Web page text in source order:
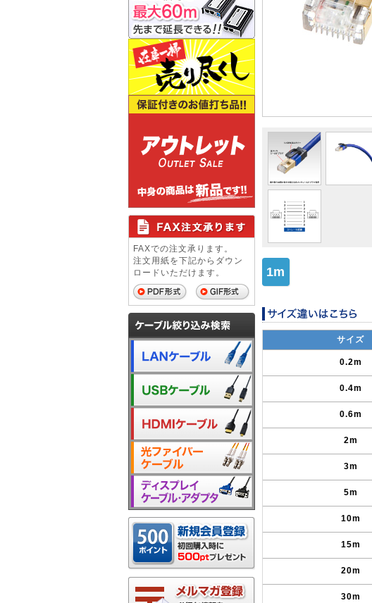
FAXでの注文承ります。
注文用紙を下記からダウン
ロードいただけます。
1m
サイズ
0.2m
0.4m
0.6m
2m
3m
5m
10m
15m
20m
30m